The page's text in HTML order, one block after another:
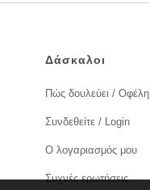
Δάσκαλοι
Πώς δουλεύει / Οφέλη
Συνδεθείτε / Login
Ο λογαριασμός μου
Συχνές ερωτήσεις